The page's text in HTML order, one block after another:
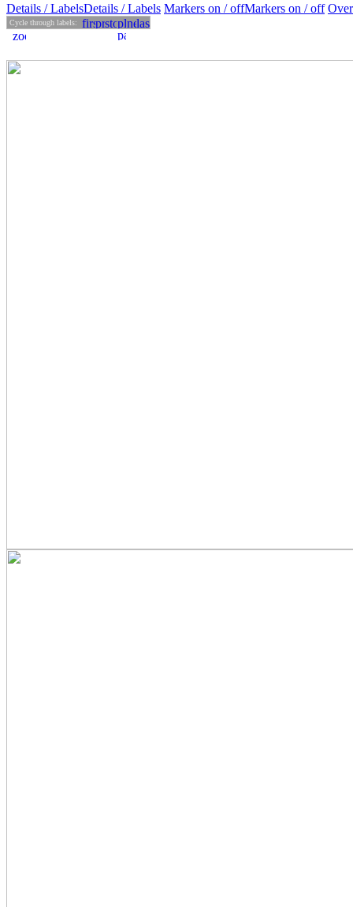
Details / LabelsDetails /Labels Markers on /offMarkers on / off
Cycle through labels: